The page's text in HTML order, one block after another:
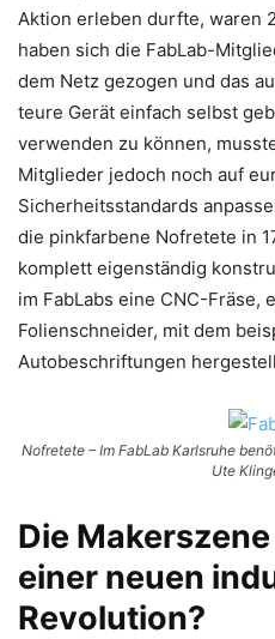
Aktion erleben durfte, waren
haben sich die FabLab-
dem Netz gezogen und das
teure Gerät einfach selbst
verwenden zu können,
Mitglieder jedoch noch auf
Sicherheitsstandards
die pinkfarbene Nofretete in
komplett eigenständig
im FabLabs eine CNC-Fräse,
Folienschneider, mit dem
Autobeschriftungen
Nofretete – Im FabLab Karlsruhe
Ute
Die
einer neuen
Revolution?